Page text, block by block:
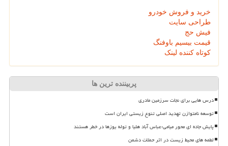
خرید و فروش خودرو
طراحی سایت
فیش حج
قیمت بیسیم باوفنگ
کوتاه کننده لینک
پربیننده ترین ها
درس هایی برای نجات سرزمین مادری
توسعه نامتوازن تهدید اصلی تنوع زیستی ایران است
پایش جاده ای محور میامی-عباس آباد هلیا و توله یوزها در خطر هستند
لطمه های محیط زیست در اثر حملات دشمن